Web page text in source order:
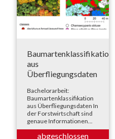
Baumartenklassifikation
aus
Überfliegungsdaten
Bachelorarbeit:
Baumartenklassifikation
aus Überfliegungsdaten In
der Forstwirtschaft sind
genaue Informationen...